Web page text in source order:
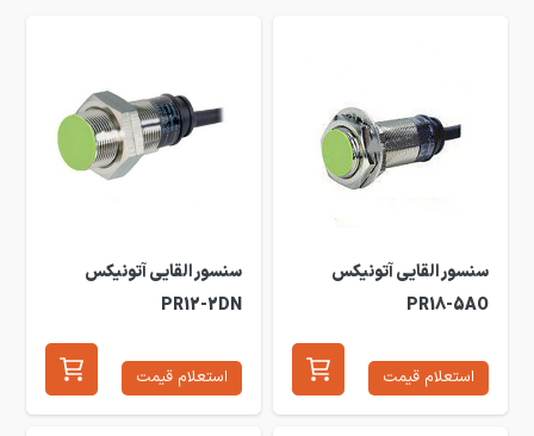
سنسور القایی آتونیکس
PR18-5AO
استعلام قیمت
سنسور القایی آتونیکس
PR12-2DN
استعلام قیمت